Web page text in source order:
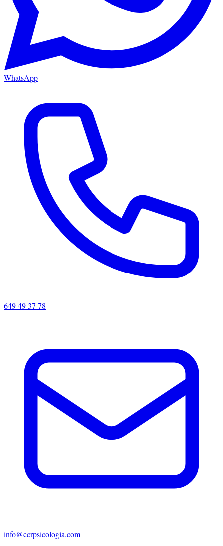
WhatsApp
649 49 37 78
info@ccrpsicologia.com